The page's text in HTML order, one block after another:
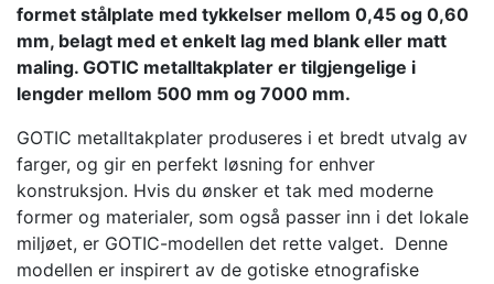
formet stålplate med tykkelser mellom 0,45 og 0,60
mm, belagt med et enkelt lag med blank eller matt
maling. GOTIC metalltakplater er tilgjengelige i
lengder mellom 500 mm og 7000 mm.
GOTIC metalltakplater produseres i et bredt utvalg av
farger, og gir en perfekt løsning for enhver
konstruksjon. Hvis du ønsker et tak med moderne
former og materialer, som også passer inn i det lokale
miljøet, er GOTIC-modellen det rette valget. Denne
modellen er inspirert av de gotiske etnografiske